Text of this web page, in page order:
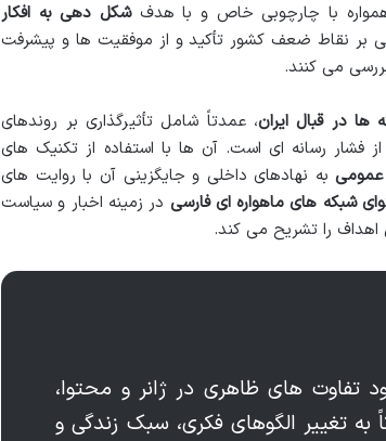
همواره با چارچوبی خاص و با هدفشکل دهی به افکار
نقاط ضعف کشور تأکید و از موفقیت ها و پیشرفت
می کنند.
ها در قبال ایران، عمدتاً شامل تأثیرگذاری بر روندهای
رسانه ای است. آن ها با استفاده از تکنیک های
به نهادهای داخلی و جایگزینی آن با روایت های
شبکه های ماهواره ای فارسی در زمینه اخبار و سیاست
اهداف را تشریح می کند.
تفاوت های ظاهری در ژانر و محتوا،
تغییر الگوهای فکری، سبک زندگی و